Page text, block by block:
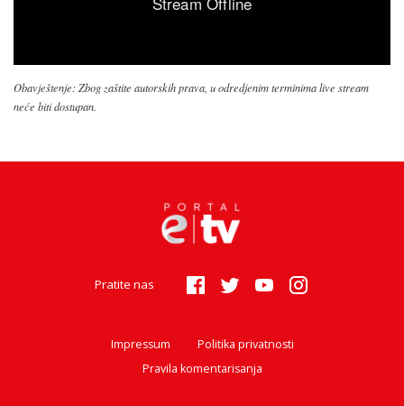
Obavještenje: Zbog zaštite autorskih prava, u odredjenim terminima live stream
neće biti dostupan.
Pratite nas
Impressum
Politika privatnosti
Pravila komentarisanja